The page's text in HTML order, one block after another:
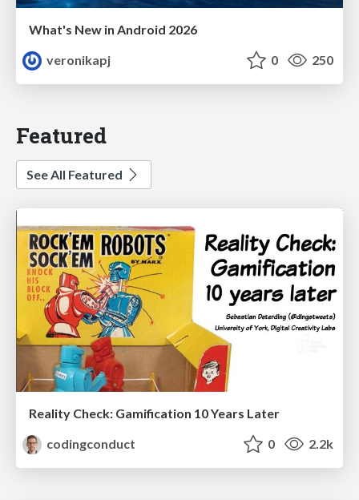
What's New in Android 2026
veronikapj
0 250
Featured
See All Featured
Reality Check: Gamification 10 Years Later
codingconduct
0 2.2k